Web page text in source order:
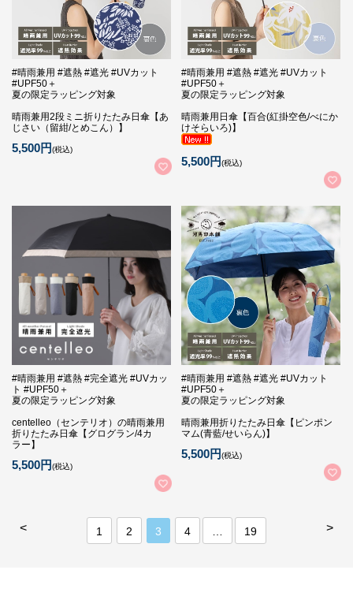
#晴雨兼用 #遮熱 #遮光 #UVカット
#UPF50＋
夏の限定ラッピング対象
晴雨兼用2段ミニ折りたたみ日傘【あ
じさい（留紺/とめこん）】
5,500円(税込)
#晴雨兼用 #遮熱 #遮光 #UVカット
#UPF50＋
夏の限定ラッピング対象
晴雨兼用日傘【百合(紅掛空色/べにか
けそらいろ)】
5,500円(税込)
#晴雨兼用 #遮熱 #完全遮光 #UVカッ
ト #UPF50＋
夏の限定ラッピング対象
centelleo（センテリオ）の晴雨兼用
折りたたみ日傘【グログラン/4カ
ラー】
5,500円(税込)
#晴雨兼用 #遮熱 #遮光 #UVカット
#UPF50＋
夏の限定ラッピング対象
晴雨兼用折りたたみ日傘【ピンポン
マム(青藍/せいらん)】
5,500円(税込)
< >
1 2 3 4 19